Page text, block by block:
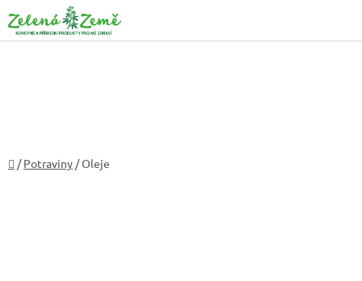
na
obsah
Domů
/ Potraviny /Oleje